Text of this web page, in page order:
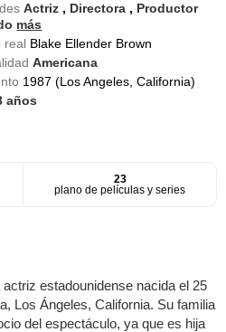
Actriz , Directora , Productor
más
real Blake Ellender Brown
Americana
1987 (Los Angeles, California)
años
23
plano de películas y series
estadounidense nacida el 25
Los Ángeles, California. Su familia
del espectáculo, ya que es hija